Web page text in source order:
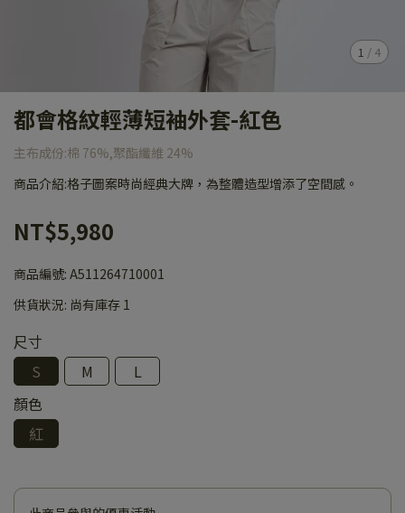
1 / 4
都會格紋輕薄短袖外套-紅色
主布成份:棉 76%,聚酯纖維 24%
商品介紹:格子圖案時尚經典大牌，為整體造型增添了空間感。
NT$5,980
商品編號: A511264710001
供貨狀況: 尚有庫存 1
尺寸
S
M
L
顏色
紅